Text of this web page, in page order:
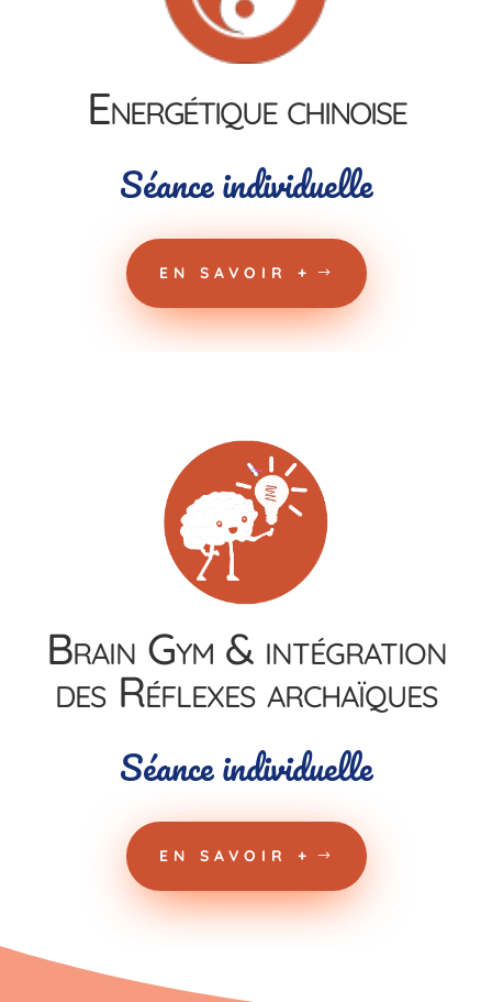
Energétique chinoise
Séance individuelle
EN SAVOIR +
Brain Gym & intégration
des Réflexes archaïques
Séanceindividuelle
EN SAVOIR +